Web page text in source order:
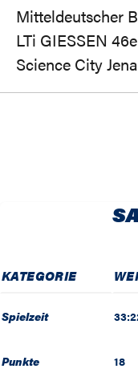
Mitteldeutscher
LTi GIESSEN
Science City Jena
KATEGORIE
Spielzeit
Punkte 18